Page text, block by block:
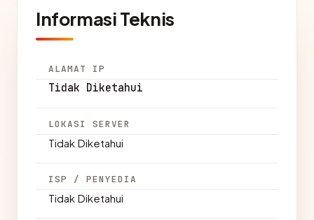
Informasi Teknis
ALAMAT IP
Tidak Diketahui
LOKASI SERVER
Tidak Diketahui
ISP / PENYEDIA
Tidak Diketahui